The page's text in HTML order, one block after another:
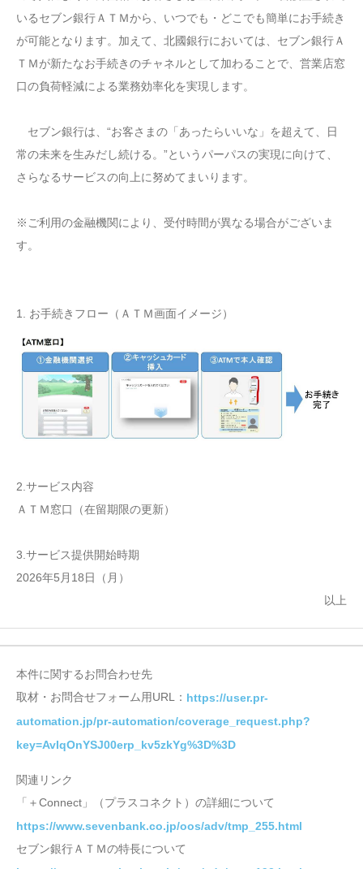
いるセブン銀行ＡＴＭから、いつでも・どこでも簡単にお手続き
が可能となります。加えて、北國銀行においては、セブン銀行Ａ
ＴＭが新たなお手続きのチャネルとして加わることで、営業店窓
口の負荷軽減による業務効率化を実現します。
セブン銀行は、“お客さまの「あったらいいな」を超えて、日
常の未来を生みだし続ける。”というパーパスの実現に向けて、
さらなるサービスの向上に努めてまいります。
※ご利用の金融機関により、受付時間が異なる場合がございま
す。
1. お手続きフロー（ＡＴＭ画面イメージ）
2.サービス内容
ＡＴＭ窓口（在留期限の更新）
3.サービス提供開始時期
2026年5月18日（月）
以上
本件に関するお問合わせ先
取材・お問合せフォーム用URL： https://user.pr-
automation.jp/pr-automation/coverage_request.php?
key=AvIqOnYSJ00erp_kv5zkYg%3D%3D
関連リンク
「＋Connect」（プラスコネクト）の詳細について
https://www.sevenbank.co.jp/oos/adv/tmp_255.html
セブン銀行ＡＴＭの特長について